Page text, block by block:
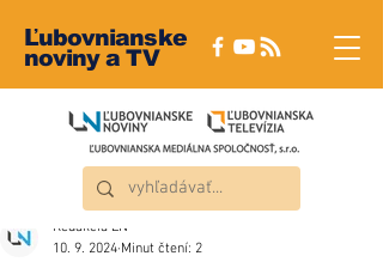
Ľubovnianske
noviny a TV
Redakcia ĽN
10. 9. 2024 Minut čtení: 2